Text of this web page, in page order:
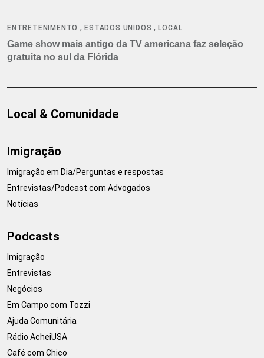
ENTRETENIMENTO ,ESTADOS UNIDOS ,LOCAL
Game show mais antigo da TV americana faz seleção
gratuita no sul da Flórida
Local & Comunidade
Imigração
Imigração em Dia/Perguntas e respostas
Entrevistas/Podcast com Advogados
Notícias
Podcasts
Imigração
Entrevistas
Negócios
Em Campo com Tozzi
Ajuda Comunitária
Rádio AcheiUSA
Café com Chico